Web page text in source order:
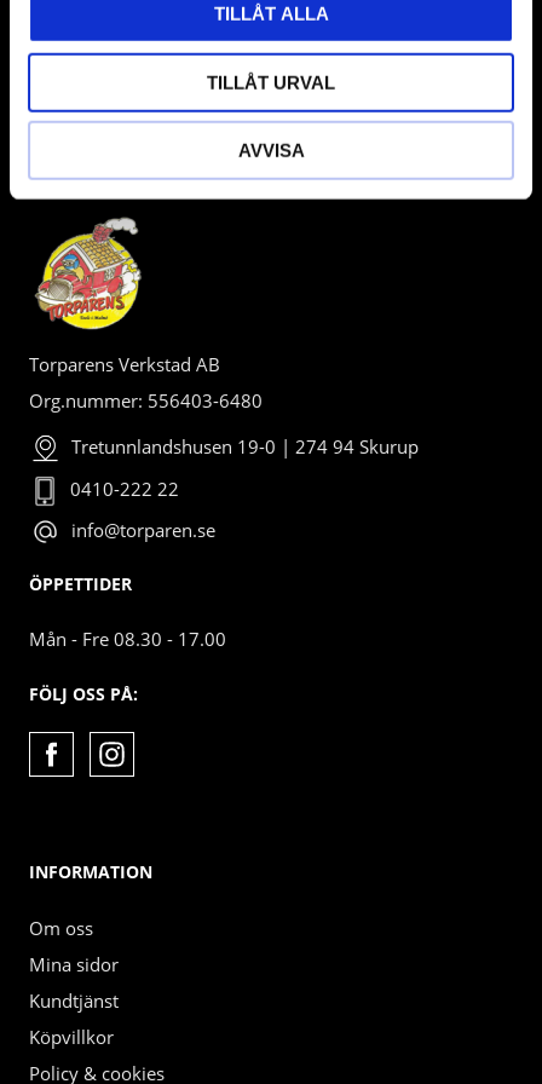
TILLÅT ALLA
TILLÅT URVAL
AVVISA
BUTIK
Torparens Verkstad AB
Org.nummer: 556403-6480
Tretunnlandshusen 19-0 | 274 94 Skurup
0410-222 22
info@torparen.se
ÖPPETTIDER
Mån - Fre 08.30 - 17.00
FÖLJ OSS PÅ:
INFORMATION
Om oss
Mina sidor
Kundtjänst
Köpvillkor
Policy & cookies